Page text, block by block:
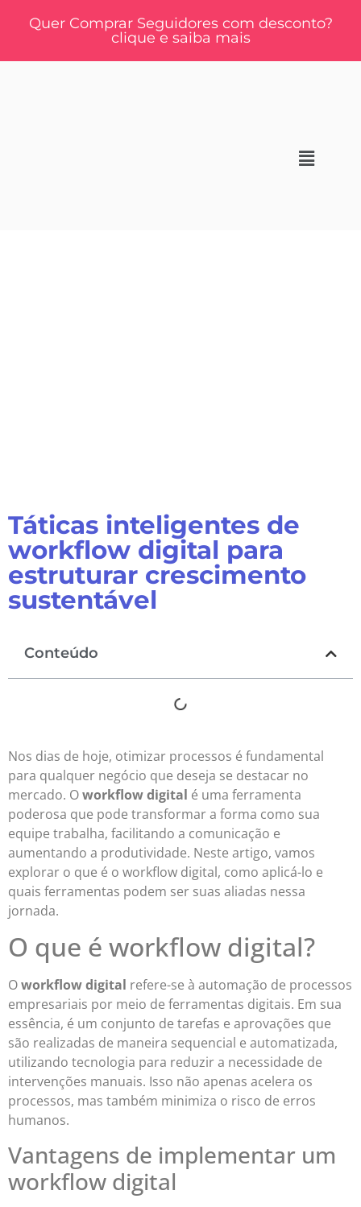
Quer Comprar Seguidores com desconto?
clique e saiba mais
Táticas inteligentes de
workflow digital para
estruturar crescimento
sustentável
Conteúdo
Nos dias de hoje, otimizar processos é fundamental
para qualquer negócio que deseja se destacar no
mercado. Oworkflow digital é uma ferramenta
poderosa que pode transformar a forma como sua
equipe trabalha, facilitando a comunicação e
aumentando a produtividade. Neste artigo, vamos
explorar o que é o workflow digital, como aplicá-lo e
quais ferramentas podem ser suas aliadas nessa
jornada.
O que é workflow digital?
Oworkflow digital refere-se à automação de processos
empresariais por meio de ferramentas digitais. Em sua
essência, é um conjunto de tarefas e aprovações que
são realizadas de maneira sequencial e automatizada,
utilizando tecnologia para reduzir a necessidade de
intervenções manuais. Isso não apenas acelera os
processos, mas também minimiza o risco de erros
humanos.
Vantagens de implementar um
workflow digital